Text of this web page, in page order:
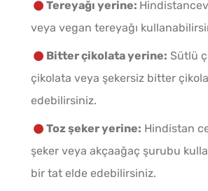
Tereyağı yerine:
veya vegan tereyağı
Bitter çikolata yerine: Sütlü
çikolata veya şekersiz bitter
edebilirsiniz.
Toz şeker yerine: Hindistan
şeker veya akçaağaç şurubu
bir tat elde edebilirsiniz.